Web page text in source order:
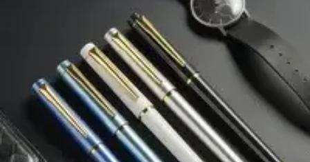
TrendyPoradniki Zakupy i promocje
Mega Promocje